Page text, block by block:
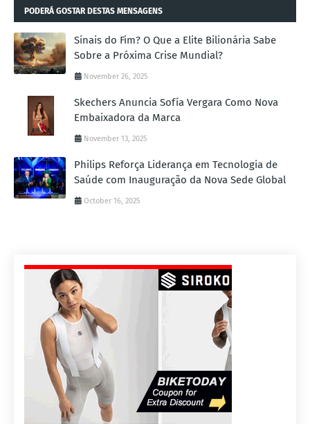
PODERÁ GOSTAR DESTAS MENSAGENS
Sinais do Fim? O Que a Elite Bilionária Sabe
Sobre a Próxima Crise Mundial?
November 26, 2025
Skechers Anuncia Sofía Vergara Como Nova
Embaixadora da Marca
November 13, 2025
Philips Reforça Liderança em Tecnologia de
Saúde com Inauguração da Nova Sede Global
October 16, 2025